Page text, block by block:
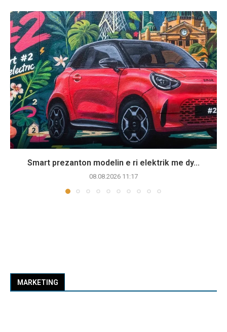
Smart prezanton modelin e ri elektrik me dy...
08.08.2026 11:17
MARKETING